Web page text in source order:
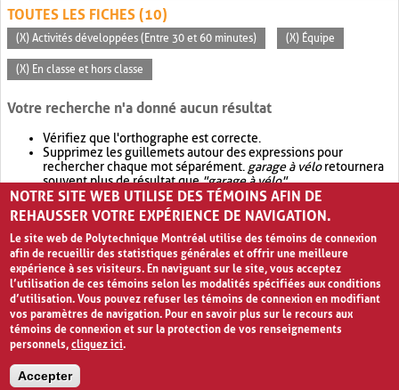
TOUTES LES FICHES (10)
(X) Activités développées (Entre 30 et 60 minutes) (X) Équipe
(X) En classe et hors classe
Votre recherche n'a donné aucun résultat
Vérifiez que l'orthographe est correcte.
Supprimez les guillemets autour des expressions pour
rechercher chaque mot séparément. garage à véloretournera
souvent plus de résultat que"garage à vélo".
Envisagez d'élargir votre recherche avec OR.garage OR vélo
retournera souvent plus de résultat quegarage à vélo
NOTRE SITE WEB UTILISE DES TÉMOINS AFIN DE
REHAUSSER VOTRE EXPÉRIENCE DE NAVIGATION.
Le site web de Polytechnique Montréal utilise des témoins de connexion
afin de recueillir des statistiques générales et offrir une meilleure
expérience à ses visiteurs. En naviguant sur le site, vous acceptez
l’utilisation de ces témoins selon les modalités spécifiées aux conditions
d’utilisation. Vous pouvez refuser les témoins de connexion en modifiant
vos paramètres de navigation. Pour en savoir plus sur le recours aux
témoins de connexion et sur la protection de vos renseignements
personnels,cliquez ici.
Accepter